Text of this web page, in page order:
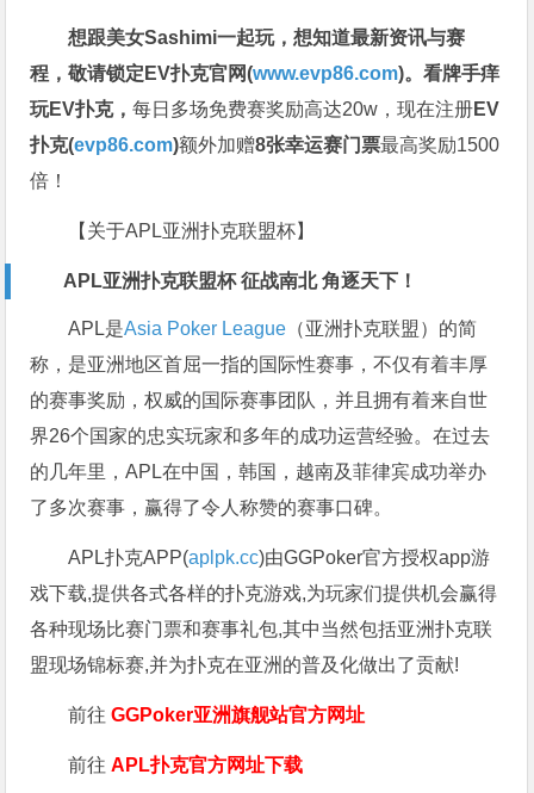
想跟美女Sashimi一起玩，想知道最新资讯与赛
程，敬请锁定EV扑克官网(www.evp86.com)。看牌手痒
玩EV扑克，每日多场免费赛奖励高达20w，现在注册EV
扑克(evp86.com)额外加赠8张幸运赛门票最高奖励1500
倍！
【关于APL亚洲扑克联盟杯】
APL亚洲扑克联盟杯 征战南北 角逐天下！
APL是Asia Poker League （亚洲扑克联盟）的简
称，是亚洲地区首屈一指的国际性赛事，不仅有着丰厚
的赛事奖励，权威的国际赛事团队，并且拥有着来自世
界26个国家的忠实玩家和多年的成功运营经验。在过去
的几年里，APL在中国，韩国，越南及菲律宾成功举办
了多次赛事，赢得了令人称赞的赛事口碑。
APL扑克APP(aplpk.cc)由GGPoker官方授权app游
戏下载,提供各式各样的扑克游戏,为玩家们提供机会赢得
各种现场比赛门票和赛事礼包,其中当然包括亚洲扑克联
盟现场锦标赛,并为扑克在亚洲的普及化做出了贡献!
前往GGPoker亚洲旗舰站官方网址
前往APL扑克官方网址下载